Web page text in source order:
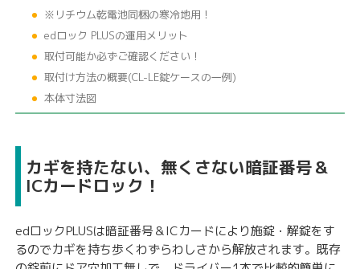
※リチウム乾電池同梱の寒冷地用！
edロック PLUSの運用メリット
取付可能か必ずご確認ください！
取付け方法の概要(CL-LE錠ケースの一例)
本体寸法図
カギを持たない、無くさない暗証番号＆
ICカードロック！
edロックPLUSは暗証番号＆ICカードにより施錠・解錠をす
るのでカギを持ち歩くわずらわしさから解放されます。既存